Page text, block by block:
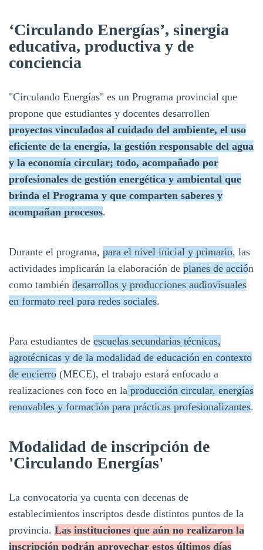
‘Circulando Energías’, sinergia
educativa, productiva y de
conciencia
"Circulando Energías" es un Programa provincial que
propone que estudiantes y docentes desarrollen
proyectos vinculados al cuidado del ambiente, el uso
eficiente de la energía, la gestión responsable del agua
y la economía circular; todo, acompañado por
profesionales de gestión energética y ambiental que
brinda el Programa y que comparten saberes y
acompañan procesos.
Durante el programa, para el nivel inicial y primario, las
actividades implicarán la elaboración de planes de acción
como también desarrollos y producciones audiovisuales
en formato reel para redes sociales.
Para estudiantes de escuelas secundarias técnicas,
agrotécnicas y de la modalidad de educación en contexto
de encierro (MECE), el trabajo estará enfocado a
realizaciones con foco en la producción circular, energías
renovables y formación para prácticas profesionalizantes.
Modalidad de inscripción de
'Circulando Energías'
La convocatoria ya cuenta con decenas de
establecimientos inscriptos desde distintos puntos de la
provincia. Las instituciones que aún no realizaron la
inscripción podrán aprovechar estos últimos días